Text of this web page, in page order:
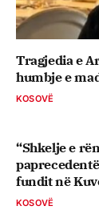
Tragjedia e
humbje e
KOSOVË
“Shkelje e
fundit në
KOSOVË